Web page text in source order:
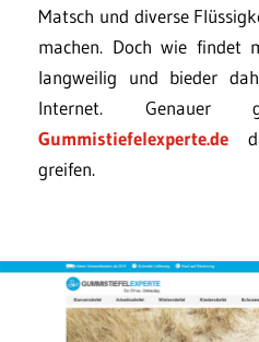
Matsch und diverse
machen. Doch wie findet
langweilig und bieder
Internet.
Gummistiefelexperte.de
greifen.